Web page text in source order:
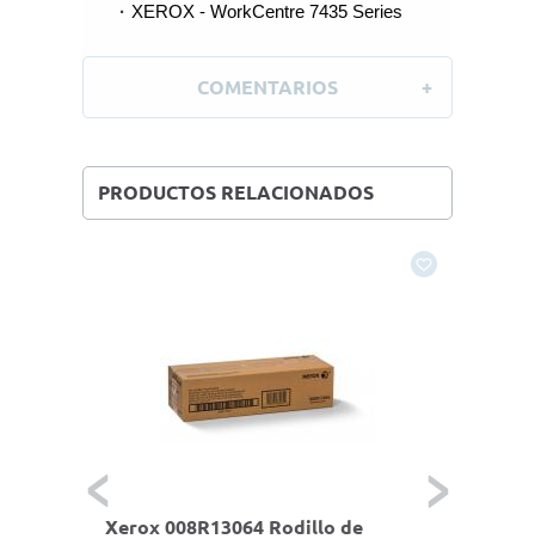
XEROX - WorkCentre 7435 Series
COMENTARIOS
PRODUCTOS RELACIONADOS
Xerox 008R13064 Rodillo de